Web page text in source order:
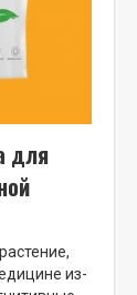
для
из-